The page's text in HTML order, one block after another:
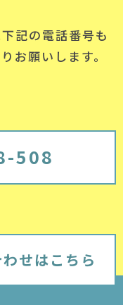
記の電話番号も
お願いします。
508
せはこちら